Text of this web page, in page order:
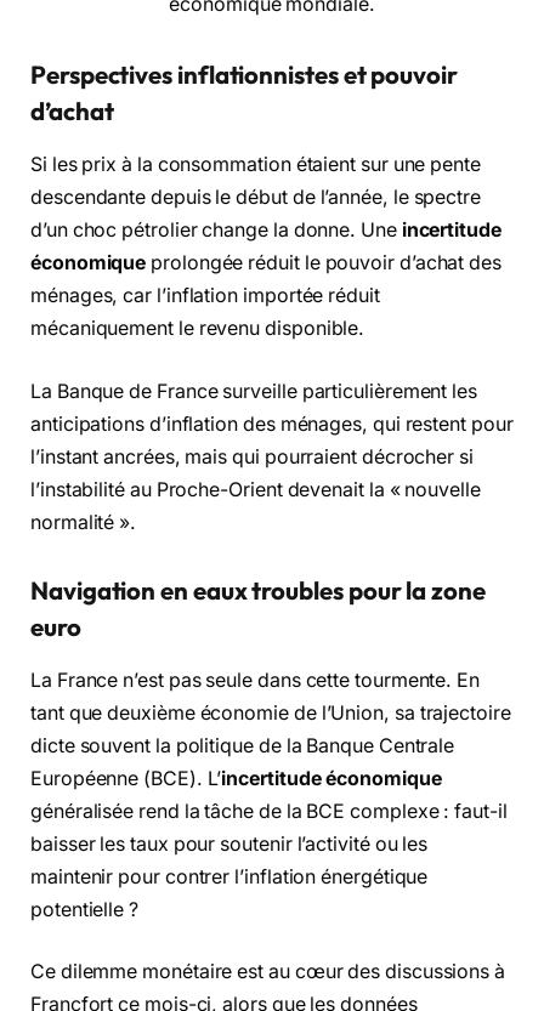
Perspectives inflationnistes et pouvoir
d’achat
Si les prix à la consommation étaient sur une pente
descendante depuis le début de l’année, le spectre
d’un choc pétrolier change la donne. Une incertitude
économique prolongée réduit le pouvoir d’achat des
ménages, car l’inflation importée réduit
mécaniquement le revenu disponible.
La Banque de France surveille particulièrement les
anticipations d’inflation des ménages, qui restent pour
l’instant ancrées, mais qui pourraient décrocher si
l’instabilité au Proche-Orient devenait la « nouvelle
normalité ».
Navigation en eaux troubles pour la zone
euro
La France n’est pas seule dans cette tourmente. En
tant que deuxième économie de l’Union, sa trajectoire
dicte souvent la politique de la Banque Centrale
Européenne (BCE). L’incertitude économique
généralisée rend la tâche de la BCE complexe : faut-il
baisser les taux pour soutenir l’activité ou les
maintenir pour contrer l’inflation énergétique
potentielle ?
Ce dilemme monétaire est au cœur des discussions à
Francfort ce mois-ci, alors que les données